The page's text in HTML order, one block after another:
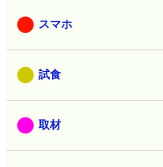
スマホ
試食
取材